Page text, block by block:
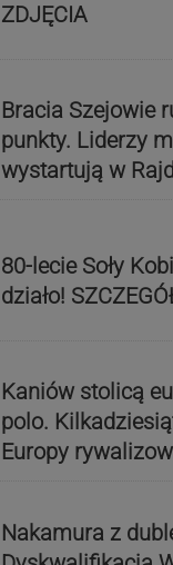
ZDJĘCIA
Bracia Szejowie
punkty. Liderzy
wystartują w
80-lecie Soły
działo!
Kaniów stolicą
polo.
Europy
Nakamura z